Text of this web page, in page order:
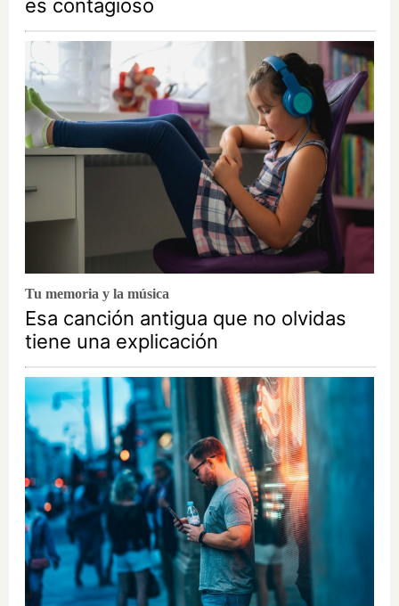
es contagioso
Tu memoria y la música
Esa canción antigua que no olvidas
tiene una explicación